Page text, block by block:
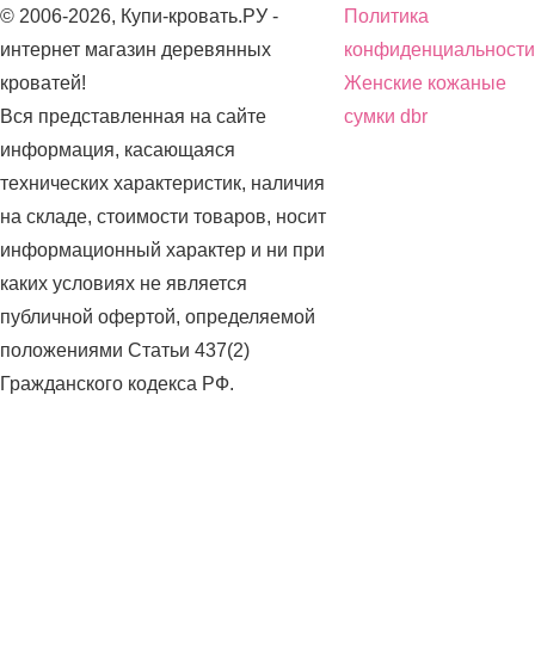
© 2006-2026, Купи-кровать.РУ -
интернет магазин деревянных
кроватей!
Вся представленная на сайте
информация, касающаяся
технических характеристик, наличия
на складе, стоимости товаров, носит
информационный характер и ни при
каких условиях не является
публичной офертой, определяемой
положениями Статьи 437(2)
Гражданского кодекса РФ.
Политика
конфиденциальности
Женские кожаные
сумки dbr